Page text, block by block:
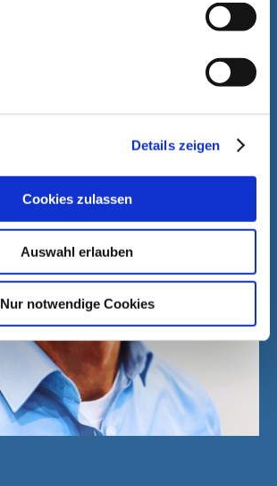
Details zeigen
Cookies zulassen
Auswahl erlauben
Nur notwendige Cookies